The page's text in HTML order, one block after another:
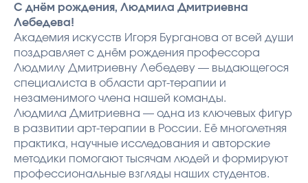
С днём рождения, Людмила Дмитриевна
Лебедева!
Академия искусств Игоря Бурганова от всей души
поздравляет с днём рождения профессора
Людмилу Дмитриевну Лебедеву — выдающегося
специалиста в области арт‑терапии и
незаменимого члена нашей команды.
Людмила Дмитриевна — одна из ключевых фигур
в развитии арт‑терапии в России. Её многолетняя
практика, научные исследования и авторские
методики помогают тысячам людей и формируют
профессиональные взгляды наших студентов.